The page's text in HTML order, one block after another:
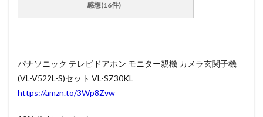
感想(16件)
パナソニック テレビドアホン モニター親機 カメラ玄関子機
(VL-V522L-S)セット VL-SZ30KL
https://amzn.to/3Wp8Zvw